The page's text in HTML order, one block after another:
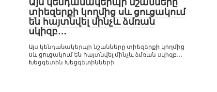
Այս կենդանակերպի նշանները
տիեզերքի կողմից սև ցուցակում
են հայտնվել մինչև ձմռան
սկիզբ․․․
Այս կենդանակերպի նշանները տիեզերքի կողմից
սև ցուցակում են հայտնվել մինչև ձմռան սկիզբ․․․
Խեցգետին Խեցգետինների